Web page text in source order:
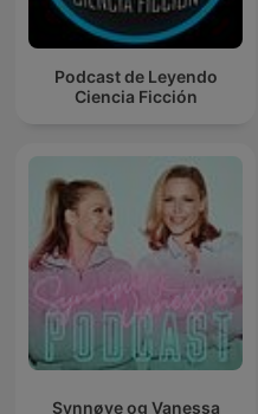
Podcast de Leyendo
Ciencia Ficción
Synnøve og Vanessa